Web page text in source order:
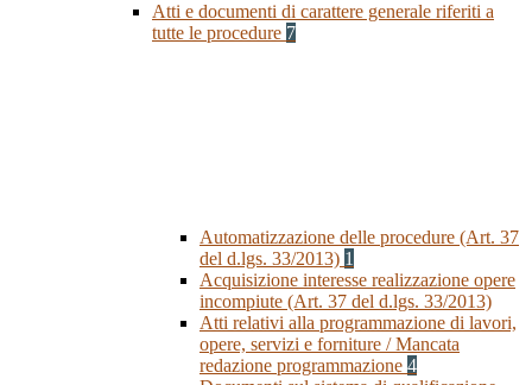
Atti e documenti di carattere generale riferiti a
tutte le procedure 7
Automatizzazione delle procedure (Art. 37
del d.lgs. 33/2013) 1
Acquisizione interesse realizzazione opere
incompiute (Art. 37 del d.lgs. 33/2013)
Atti relativi alla programmazione di lavori,
opere, servizi e forniture / Mancata
redazione programmazione 4